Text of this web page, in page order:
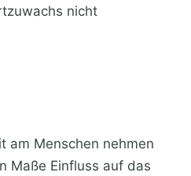
nicht
am Menschen nehmen
Maße Einfluss auf das